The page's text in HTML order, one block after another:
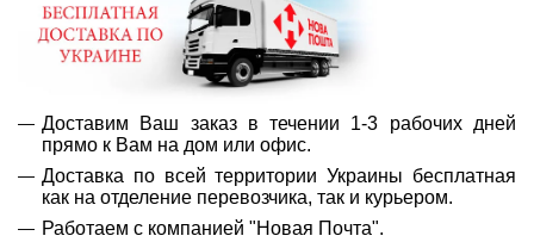
Доставим Ваш заказ в течении 1-3 рабочих дней
прямо к Вам на дом или офис.
Доставка по всей территории Украины бесплатная
как на отделение перевозчика, так и курьером.
Работаем с компанией "Новая Почта".